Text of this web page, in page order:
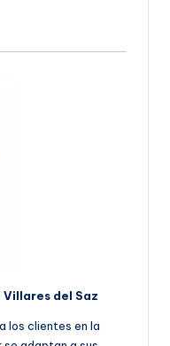
del Saz
a los clientes en la